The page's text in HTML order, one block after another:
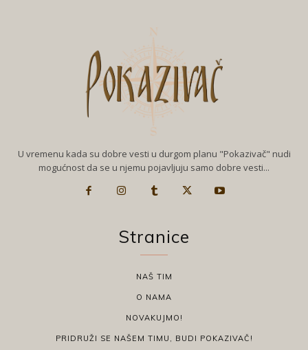
U vremenu kada su dobre vesti u durgom planu "Pokazivač" nudi
mogućnost da se u njemu pojavljuju samo dobre vesti...
Stranice
NAŠ TIM
O NAMA
NOVAKUJMO!
PRIDRUŽI SE NAŠEM TIMU, BUDI POKAZIVAČ!